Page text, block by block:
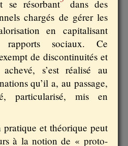
se résorbant
dans des
chargés de gérer les
en capitalisant
rapports sociaux. Ce
de discontinuités et
s’est réalisé au
qu’il a, au passage,
particularisé, mis en
et théorique peut
à la notion de « proto-